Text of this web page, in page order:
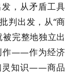
，从矛盾工具
判出发，从“商
完整地独立出
作——作为经济
灵知识——商品